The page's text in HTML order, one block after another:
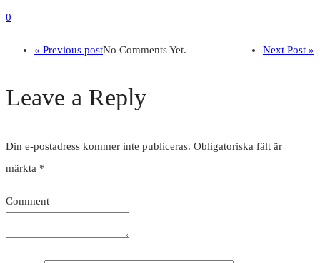
0
« Previous post Next Post »
No Comments Yet.
Leave a Reply
Din e-postadress kommer inte publiceras. Obligatoriska fält är
märkta *
Comment